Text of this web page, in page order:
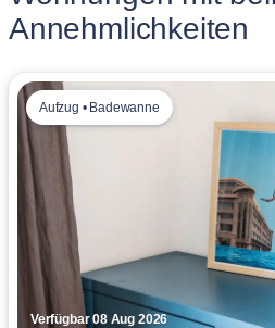
Annehmlichkeiten
Verfügbar 08 Aug 2026
Aufzug • Badewanne